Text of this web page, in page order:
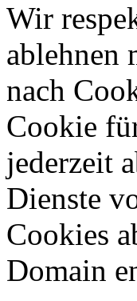
Wir
ablehnen
nach
Cookie
jederzeit
Dienste
Cookies
Domain